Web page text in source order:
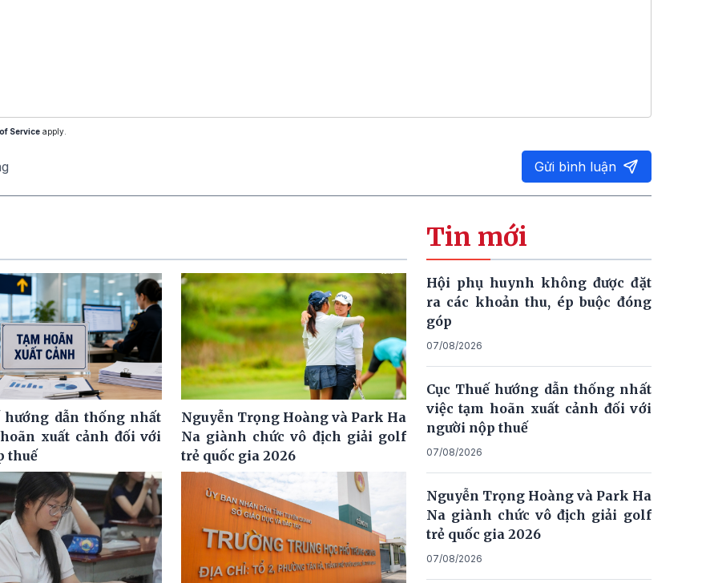
Service apply.
Gửi bình luận
hướng dẫn thống nhất
xuất cảnh đối với
thuế
Nguyễn Trọng Hoàng và Park Ha
Na giành chức vô địch giải golf
trẻ quốc gia 2026
Tin mới
Hội phụ huynh không được đặt
ra các khoản thu, ép buộc đóng
góp
07/08/2026
Cục Thuế hướng dẫn thống nhất
việc tạm hoãn xuất cảnh đối với
người nộp thuế
07/08/2026
Nguyễn Trọng Hoàng và Park Ha
Na giành chức vô địch giải golf
trẻ quốc gia 2026
07/08/2026